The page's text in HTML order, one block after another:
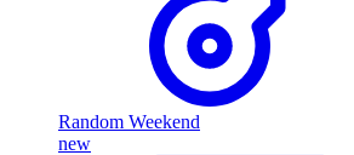
Random Weekend
new